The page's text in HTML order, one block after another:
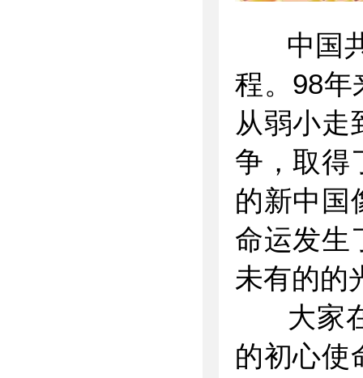
中国共
程。98年
从弱小走
争，取得
的新中国
命运发生
未有的的
大家在
的初心使